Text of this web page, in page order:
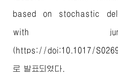
based on stochastic
with
(https://doi:10.1017/
로 발표되였다.